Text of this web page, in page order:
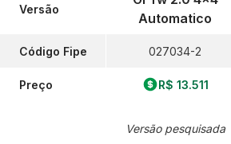
Versão
Código Fipe
Preço
Automatico
027034-2
R$ 13.511
Versão pesquisada